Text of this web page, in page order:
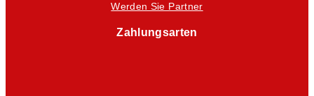
Werden Sie Partner
Zahlungsarten